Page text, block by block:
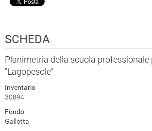
SCHEDA
Planimetria della scuola professionale
"Lagopesole"
Inventario
30894
Fondo
Gallotta